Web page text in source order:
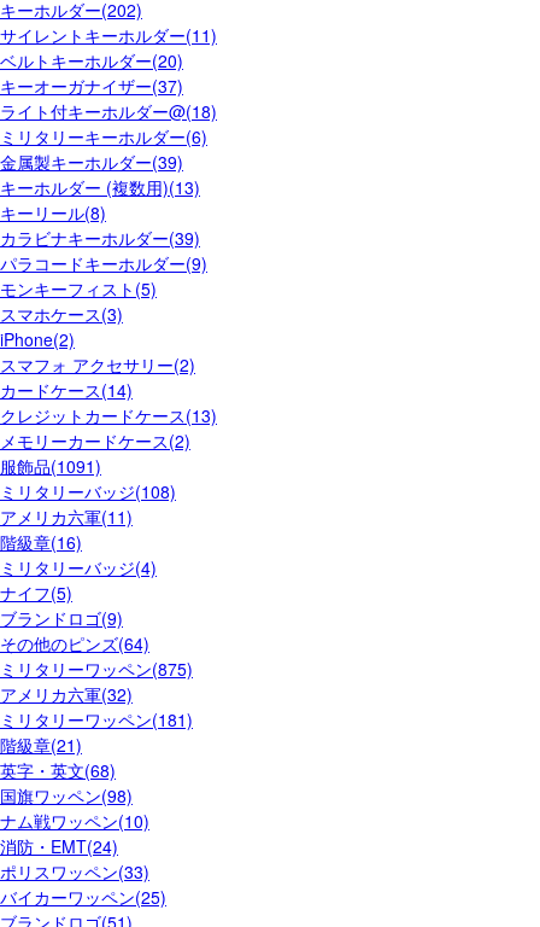
キーホルダー(202)
サイレントキーホルダー(11)
ベルトキーホルダー(20)
キーオーガナイザー(37)
ライト付キーホルダー@(18)
ミリタリーキーホルダー(6)
金属製キーホルダー(39)
キーホルダー (複数用)(13)
キーリール(8)
カラビナキーホルダー(39)
パラコードキーホルダー(9)
モンキーフィスト(5)
スマホケース(3)
iPhone(2)
スマフォ アクセサリー(2)
カードケース(14)
クレジットカードケース(13)
メモリーカードケース(2)
服飾品(1091)
ミリタリーバッジ(108)
アメリカ六軍(11)
階級章(16)
ミリタリーバッジ(4)
ナイフ(5)
ブランドロゴ(9)
その他のピンズ(64)
ミリタリーワッペン(875)
アメリカ六軍(32)
ミリタリーワッペン(181)
階級章(21)
英字・英文(68)
国旗ワッペン(98)
ナム戦ワッペン(10)
消防・EMT(24)
ポリスワッペン(33)
バイカーワッペン(25)
ブランドロゴ(51)